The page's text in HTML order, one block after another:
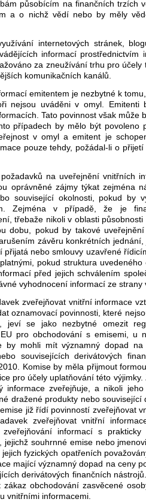
působícím na finančních trzích
a o nichž vědí nebo by měly
internetových stránek,
informací
za zneužívání trhu pro
komunikačních kanálů.
emitentem je nezbytné k
nejsou uváděni v omyl.
Tato povinnost však
případech by mělo být povoleno
v omyl a emitent je
pouze tehdy, požádal-li o
na uveřejnění vnitřních
oprávněné zájmy týkat zejména
související okolnosti, pokud by
Zejména v případě, že je
třebaže nikoli v oblasti
dobu, pokud by takové
závěru konkrétních
přijatá nebo smlouvy uzavřené
pokud struktura
před jejich schválením
vyhodnocení informací ze strany
zveřejňovat vnitřní informace
oznamovací povinnosti, které
jeví se jako nezbytné omezit
pro obchodování s emisemi, u
by mohli mít významný dopad
souvisejících derivátových
Komise by měla přijmout
pro účely uplatňování této
informace zveřejňuje, a nikoli
dražené produkty nebo
již řídí povinností zveřejňovat
zveřejňovat vnitřní
zveřejňování informací s
jejichž souhrnné emise nebo
fyzických opatřeních
mající významný dopad na ceny
derivátových finančních
obchodování zasvěcené
vnitřními informacemi.